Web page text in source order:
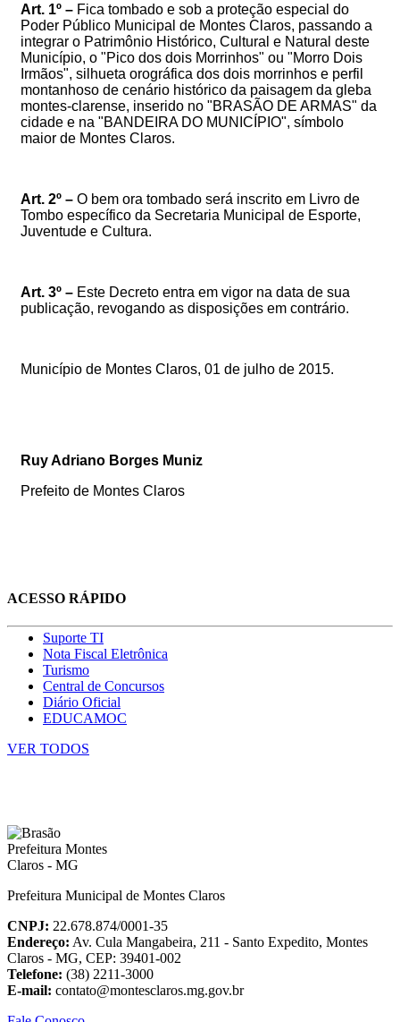
Art. 1º – Fica tombado e sob a proteção especial do
Poder Público Municipal de Montes Claros, passando a
integrar o Patrimônio Histórico, Cultural e Natural deste
Município, o "Pico dos dois Morrinhos" ou "Morro Dois
Irmãos", silhueta orográfica dos dois morrinhos e perfil
montanhoso de cenário histórico da paisagem da gleba
montes-clarense, inserido no "BRASÃO DE ARMAS" da
cidade e na "BANDEIRA DO MUNICÍPIO", símbolo
maior de Montes Claros.
Art. 2º – O bem ora tombado será inscrito em Livro de
Tombo específico da Secretaria Municipal de Esporte,
Juventude e Cultura.
Art. 3º – Este Decreto entra em vigor na data de sua
publicação, revogando as disposições em contrário.
Município de Montes Claros, 01 de julho de 2015.
Ruy Adriano Borges Muniz
Prefeito de Montes Claros
ACESSO RÁPIDO
Suporte TI
Nota Fiscal Eletrônica
Turismo
Central de Concursos
Diário Oficial
EDUCAMOC
VER TODOS
Prefeitura Municipal de Montes Claros
CNPJ: 22.678.874/0001-35
Endereço: Av. Cula Mangabeira, 211 - Santo Expedito, Montes
Claros - MG, CEP: 39401-002
Telefone: (38) 2211-3000
E-mail: contato@montesclaros.mg.gov.br